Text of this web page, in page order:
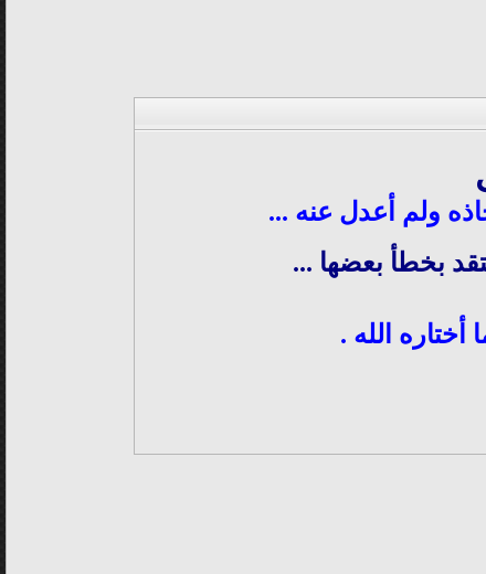
ولم أعدل عنه ...
بخطأ بعضها ...
أختاره الله .